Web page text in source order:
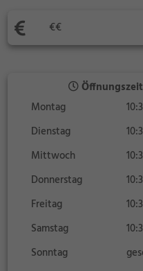
€€
Montag
Dienstag
Mittwoch
Donnerstag
Freitag
Samstag
Sonntag